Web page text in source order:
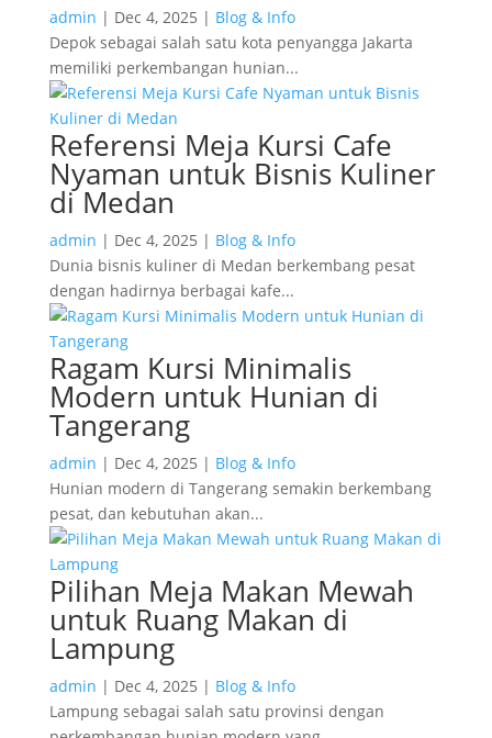
admin | Dec 4, 2025 | Blog & Info
Depok sebagai salah satu kota penyangga Jakarta
memiliki perkembangan hunian...
Referensi Meja Kursi Cafe
Nyaman untuk Bisnis Kuliner
di Medan
admin | Dec 4, 2025 | Blog & Info
Dunia bisnis kuliner di Medan berkembang pesat
dengan hadirnya berbagai kafe...
Ragam Kursi Minimalis
Modern untuk Hunian di
Tangerang
admin | Dec 4, 2025 | Blog & Info
Hunian modern di Tangerang semakin berkembang
pesat, dan kebutuhan akan...
Pilihan Meja Makan Mewah
untuk Ruang Makan di
Lampung
admin | Dec 4, 2025 | Blog & Info
Lampung sebagai salah satu provinsi dengan